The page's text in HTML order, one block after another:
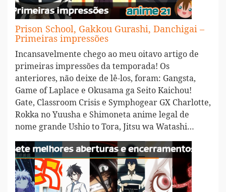
Prison School, Gakkou Gurashi, Danchigai –
Primeiras impressões
Incansavelmente chego ao meu oitavo artigo de
primeiras impressões da temporada! Os
anteriores, não deixe de lê-los, foram: Gangsta,
Game of Laplace e Okusama ga Seito Kaichou!
Gate, Classroom Crisis e Symphogear GX Charlotte,
Rokka no Yuusha e Shimoneta anime legal de
nome grande Ushio to Tora, Jitsu wa Watashi…